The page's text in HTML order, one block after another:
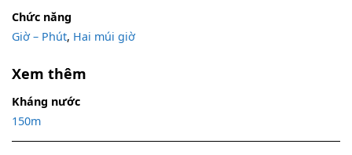
Chức năng
Giờ – Phút, Hai múi giờ
Xem thêm
Kháng nước
150m